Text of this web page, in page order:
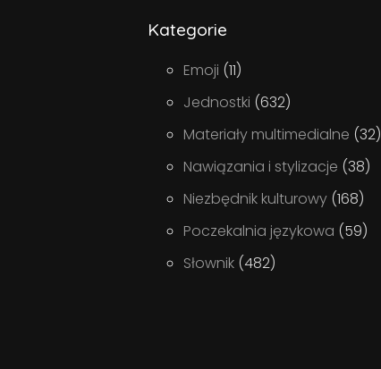
Kategorie
Emoji (11)
Jednostki (632)
Materiały multimedialne (32)
Nawiązania i stylizacje (38)
Niezbędnik kulturowy (168)
Poczekalnia językowa (59)
Słownik (482)